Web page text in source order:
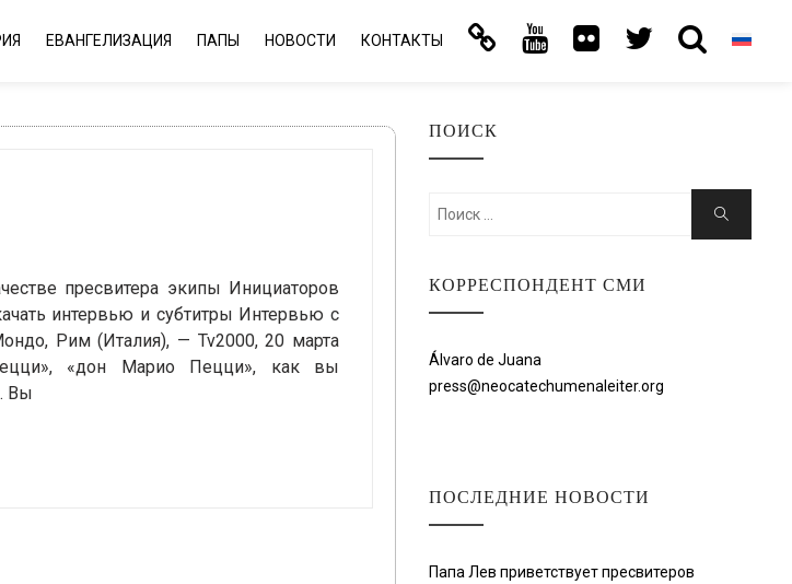
ЕВАНГЕЛИЗАЦИЯ ПАПЫ НОВОСТИ КОНТАКТЫ
пресвитера экипы Инициаторов
интервью и субтитры Интервью с
Рим (Италия), — Tv2000, 20 марта
«дон Марио Пецци», как вы
Вы
ПОИСК
Искать:
Поиск
КОРРЕСПОНДЕНТ СМИ
Álvaro de Juana
press@neocatechumenaleiter.org
ПОСЛЕДНИЕ НОВОСТИ
Папа Лев приветствует пресвитеров